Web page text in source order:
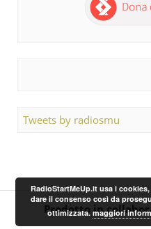
Tweets by radiosmu
Prodotto in
RadioStartMeUp.it usa i
dare il consenso così da
ottimizzata. maggiori